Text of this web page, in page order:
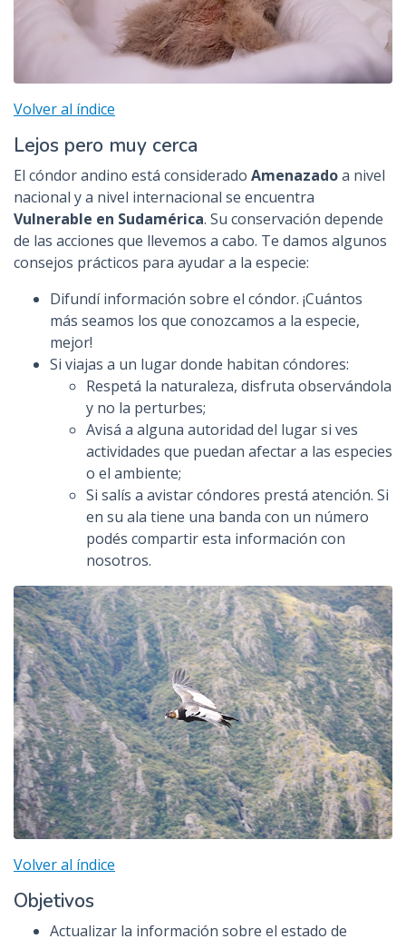
Volver al índice
Lejos pero muy cerca
El cóndor andino está considerado Amenazadoa nivel
nacional y a nivel internacional se encuentra
Vulnerable en Sudamérica. Su conservación depende
de las acciones que llevemos a cabo. Te damos algunos
consejos prácticos para ayudar a la especie:
Difundí información sobre el cóndor. ¡Cuántos
más seamos los que conozcamos a la especie,
mejor!
Si viajas a un lugar donde habitan cóndores:
Respetá la naturaleza, disfruta observándola
y no la perturbes;
Avisá a alguna autoridad del lugar si ves
actividades que puedan afectar a las especies
o el ambiente;
Si salís a avistar cóndores prestá atención. Si
en su ala tiene una banda con un número
podés compartir esta información con
nosotros.
Volver al índice
Objetivos
Actualizar la información sobre el estado de